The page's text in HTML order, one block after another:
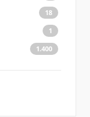
18
1
1.400